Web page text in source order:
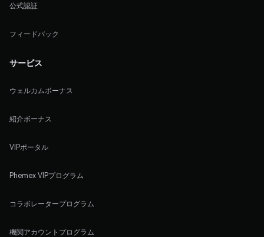
公式認証
フィードバック
サービス
ウェルカムボーナス
紹介ボーナス
VIPポータル
Phemex VIPプログラム
コラボレータープログラム
機関アカウントプログラム